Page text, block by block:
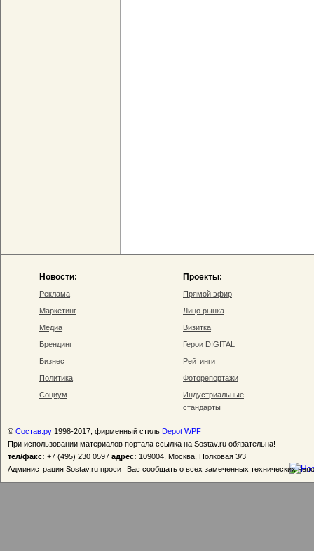
Новости:
Реклама
Маркетинг
Медиа
Брендинг
Бизнес
Политика
Социум
Проекты:
Прямой эфир
Лицо рынка
Визитка
Герои DIGITAL
Рейтинги
Фоторепортажи
Индустриальные
стандарты
© Состав.ру 1998-2017, фирменный стиль Depot WPF
При использовании материалов портала ссылка на Sostav.ru обязательна!
тел/факс: +7 (495) 230 0597 адрес: 109004, Москва, Полковая 3/3
Администрация Sostav.ru просит Вас сообщать о всех замеченных технических